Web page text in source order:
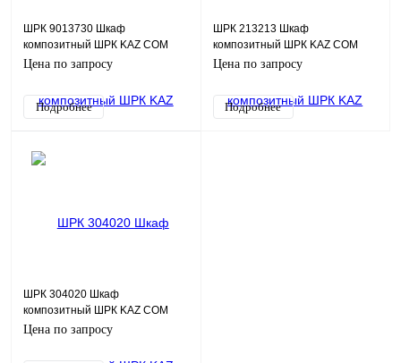
ШРК 9013730 Шкаф
композитный ШРК KAZ COM
(пластик), IP65, 900х1370х300
Цена по запросу
Подробнее
ШРК 213213 Шкаф
композитный ШРК KAZ COM
(пластик), IP65, 210х320х130
Цена по запросу
Подробнее
ШРК 304020 Шкаф
композитный ШРК KAZ COM
(пластик), IP65, 300х400х200
Цена по запросу